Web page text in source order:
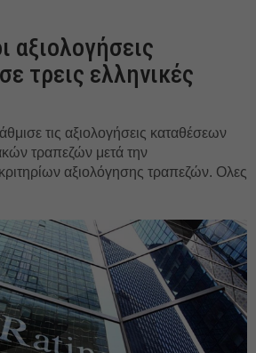
αξιολογήσεις
τρεις ελληνικές
τις αξιολογήσεις καταθέσεων
τραπεζών μετά την
αξιολόγησης τραπεζών. Ολες